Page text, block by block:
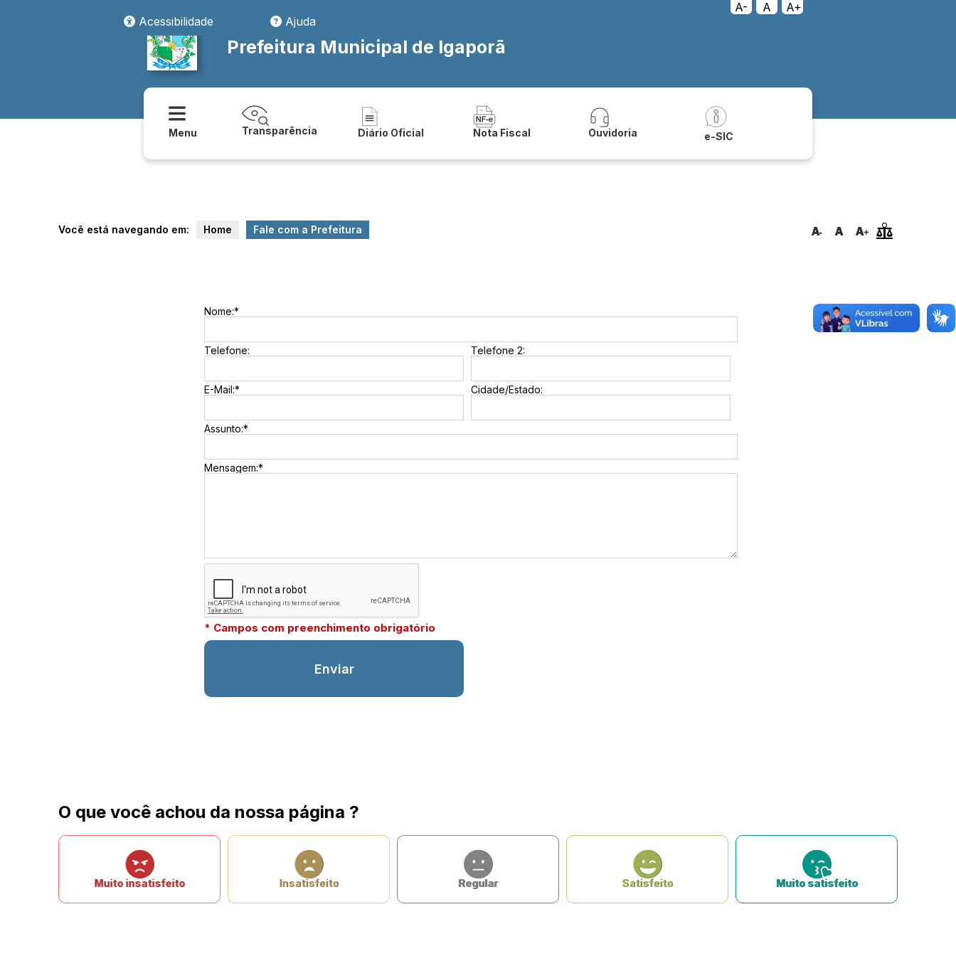
A- A
A+
Acessibilidade
Ajuda
Prefeitura Municipal de Igaporã
Menu Transparência Diário Oficial Nota Fiscal Ouvidoria e-SIC
Você está navegando em: Home Fale com a Prefeitura
Nome:*
Telefone: Telefone 2:
E-Mail:* Cidade/Estado:
Assunto:*
Mensagem:*
* Campos com preenchimento obrigatório
O que você achou da nossa página ?
Muito insatisfeito Insatisfeito Regular Satisfeito Muito satisfeito